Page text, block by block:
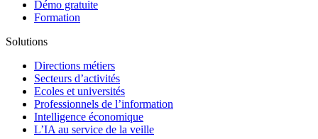
Démo gratuite
Formation
Solutions
Directions métiers
Secteurs d’activités
Ecoles et universités
Professionnels de l’information
Intelligence économique
L’IA au service de la veille